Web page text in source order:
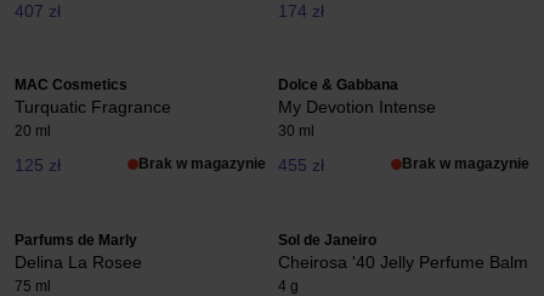
407 zł 174 zł
MAC Cosmetics
Turquatic Fragrance
20 ml
125 zł Brak w magazynie
Dolce & Gabbana
My Devotion Intense
30 ml
455 zł Brak w magazynie
Parfums de Marly
Delina La Rosee
75 ml
Sol de Janeiro
Cheirosa '40 Jelly Perfume Balm
4 g